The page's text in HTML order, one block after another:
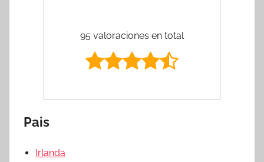
95 valoraciones en total
Pais
Irlanda